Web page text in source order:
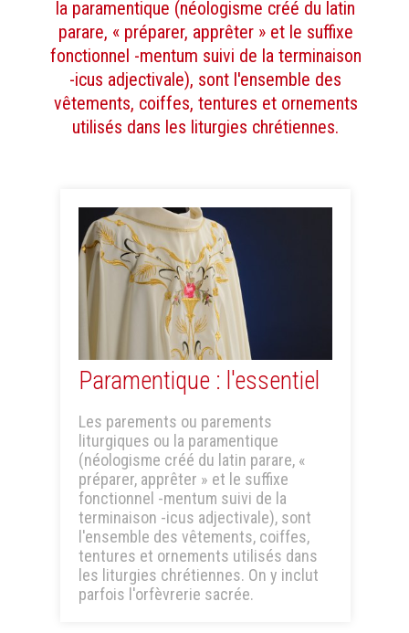
la paramentique (néologisme créé du latin
parare, « préparer, apprêter » et le suffixe
fonctionnel -mentum suivi de la terminaison
-icus adjectivale), sont l'ensemble des
vêtements, coiffes, tentures et ornements
utilisés dans les liturgies chrétiennes.
Paramentique : l'essentiel
Les parements ou parements
liturgiques ou la paramentique
(néologisme créé du latin parare, «
préparer, apprêter » et le suffixe
fonctionnel -mentum suivi de la
terminaison -icus adjectivale), sont
l'ensemble des vêtements, coiffes,
tentures et ornements utilisés dans
les liturgies chrétiennes. On y inclut
parfois l'orfèvrerie sacrée.